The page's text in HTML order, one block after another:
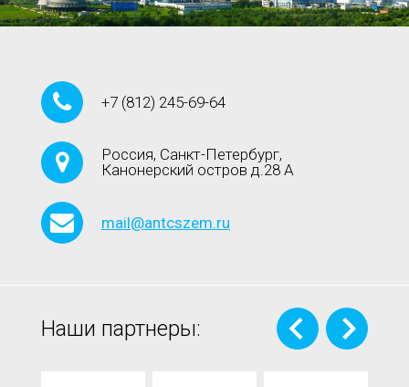
+7 (812) 245-69-64
Россия, Санкт-Петербург,
Канонерский остров д.28 А
mail@antcszem.ru
Наши партнеры: